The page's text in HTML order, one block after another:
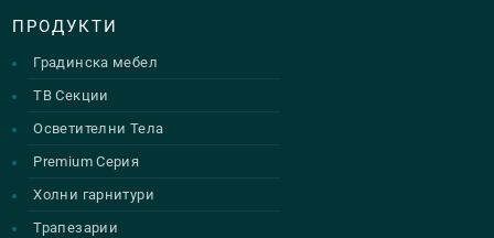
ПРОДУКТИ
Градинска мебел
ТВ Секции
Осветителни Тела
Premium Серия
Холни гарнитури
Трапезарии